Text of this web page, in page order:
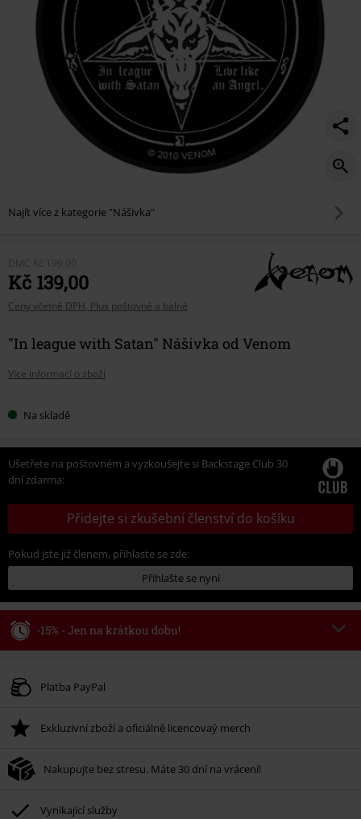
Najít více z kategorie "Nášivka"
DMC Kč 199,00
Kč 139,00
Ceny včetně DPH, Plus poštovné a balné
"In league with Satan" Nášivka od Venom
Více informací o zboží
Na skladě
Ušetřete na poštovném a vyzkoušejte si Backstage Club 30
dní zdarma:
Přidejte si zkušební členství do košíku
Pokud jste již členem, přihlaste se zde:
Přihlašte se nyní
-15% - Jen na krátkou dobu!
Platné do 8/9/26
Po zadání kódu v košíku, se sleva uplatní automaticky.
Nelze kombinovat s jinými akciovými kódy. Sleva se nevztahuje na: knihy,
média, vstupenky, Rammstein, (Till) Lindemann, Böhse Onkelz, Broilers, Die
podpoříte nadaci.
Platba PayPal
Exkluzivní zboží a oficiálně licencovaý merch
Nakupujte bez stresu. Máte 30 dní na vrácení!
Vynikající služby